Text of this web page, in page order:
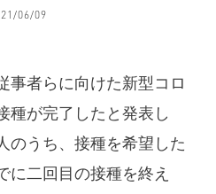
06/09
事者らに向けた新型コロ
種が完了したと発表し
のうち、接種を希望した
に二回目の接種を終え